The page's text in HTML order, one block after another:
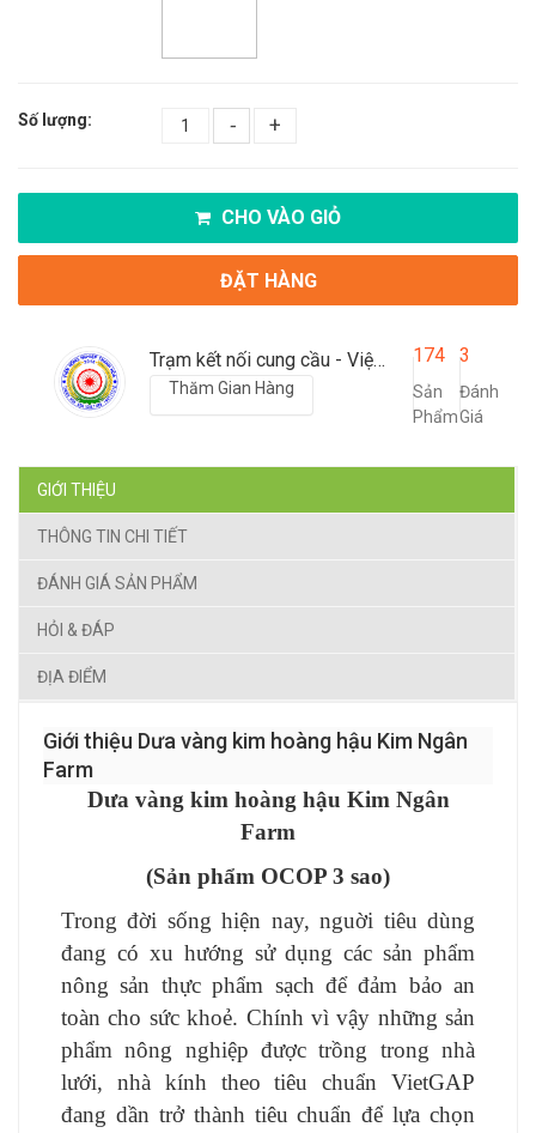
Số lượng: - +
CHO VÀO GIỎ
ĐẶT HÀNG
Trạm kết nối cung cầu - Viện nông nghiệp Thanh Hoá
Thăm Gian Hàng
174
Sản
Phẩm
3
Đánh
Giá
GIỚI THIỆU
THÔNG TIN CHI TIẾT
ĐÁNH GIÁ SẢN PHẨM
HỎI & ĐÁP
ĐỊA ĐIỂM
Giới thiệu Dưa vàng kim hoàng hậu Kim Ngân
Farm
Dưa vàng kim hoàng hậu Kim Ngân
Farm
(Sản phẩm OCOP 3 sao)
Trong đời sống hiện nay, nguời tiêu dùng
đang có xu hướng sử dụng các sản phẩm
nông sản thực phẩm sạch để đảm bảo an
toàn cho sức khoẻ. Chính vì vậy những sản
phẩm nông nghiệp được trồng trong nhà
lưới, nhà kính theo tiêu chuẩn VietGAP
đang dần trở thành tiêu chuẩn để lựa chọn